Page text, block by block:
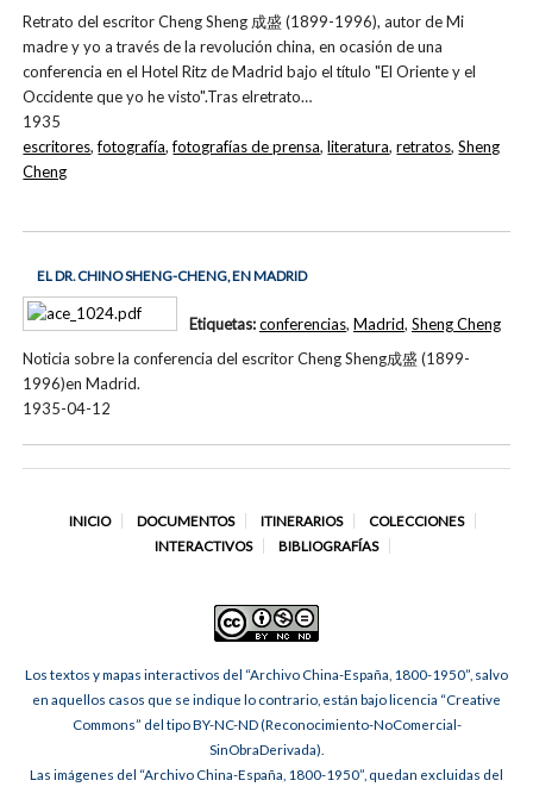
Retrato del escritor Cheng Sheng 成盛 (1899-1996), autor de Mi
madre y yo a través de la revolución china, en ocasión de una
conferencia en el Hotel Ritz de Madrid bajo el título "El Oriente y el
Occidente que yo he visto".Tras elretrato…
1935
escritores,fotografía,fotografías de prensa,literatura,retratos,Sheng
Cheng
EL DR. CHINO SHENG-CHENG, EN MADRID
Noticia sobre la conferencia del escritor Cheng Sheng成盛 (1899-
1996)en Madrid.
1935-04-12
Etiquetas:conferencias, Madrid, Sheng Cheng
INICIO DOCUMENTOS ITINERARIOS
COLECCIONES
INTERACTIVOS
BIBLIOGRAFÍAS
Los textos y mapas interactivos del “Archivo China-España, 1800-1950”, salvo
en aquellos casos que se indique lo contrario, están bajo licencia “Creative
Commons” del tipo BY-NC-ND (Reconocimiento-NoComercial-
SinObraDerivada).
Las imágenes del “Archivo China-España, 1800-1950”, quedan excluidas del